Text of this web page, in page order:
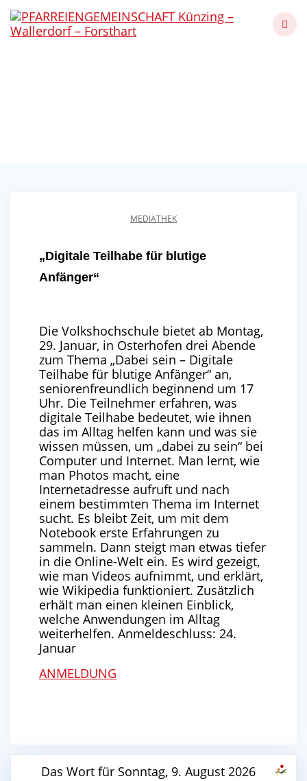
to
MEDIATHEK
„Digitale Teilhabe für blutige
Anfänger“
Die Volkshochschule bietet ab Montag,
29. Januar, in Osterhofen drei Abende
zum Thema „Dabei sein – Digitale
Teilhabe für blutige Anfänger“ an,
seniorenfreundlich beginnend um 17
Uhr. Die Teilnehmer erfahren, was
digitale Teilhabe bedeutet, wie ihnen
das im Alltag helfen kann und was sie
wissen müssen, um „dabei zu sein“ bei
Computer und Internet. Man lernt, wie
man Photos macht, eine
Internetadresse aufruft und nach
einem bestimmten Thema im Internet
sucht. Es bleibt Zeit, um mit dem
Notebook erste Erfahrungen zu
sammeln. Dann steigt man etwas tiefer
in die Online-Welt ein. Es wird gezeigt,
wie man Videos aufnimmt, und erklärt,
wie Wikipedia funktioniert. Zusätzlich
erhält man einen kleinen Einblick,
welche Anwendungen im Alltag
weiterhelfen. Anmeldeschluss: 24.
Januar
ANMELDUNG
Das Wort für Sonntag, 9. August 2026